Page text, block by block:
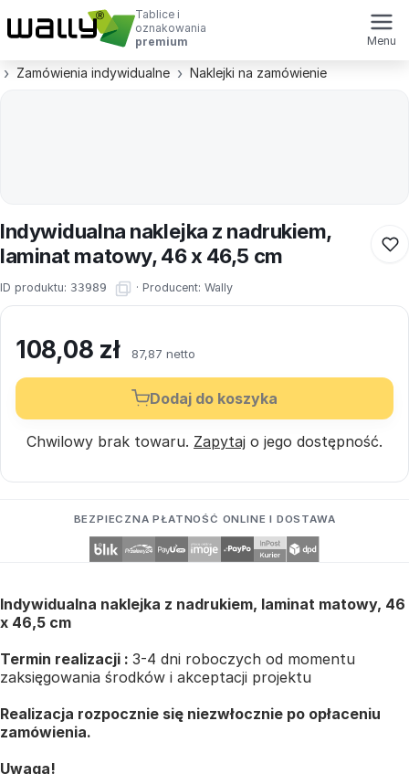
Tablice i
oznakowania
premium
Menu
Zamówienia indywidualne Naklejki na zamówienie
Indywidualna naklejka z nadrukiem,
laminat matowy, 46 x 46,5 cm
ID produktu: 33989 · Producent: Wally
108,08 zł 87,87 netto
Dodaj do koszyka
Chwilowy brak towaru. Zapytaj o jego dostępność.
BEZPIECZNA PŁATNOŚĆ ONLINE I DOSTAWA
Indywidualna naklejka z nadrukiem, laminat matowy, 46
x 46,5 cm
Termin realizacji : 3-4 dni roboczych od momentu
zaksięgowania środków i akceptacji projektu
Realizacja rozpocznie się niezwłocznie po opłaceniu
zamówienia.
Uwaga!